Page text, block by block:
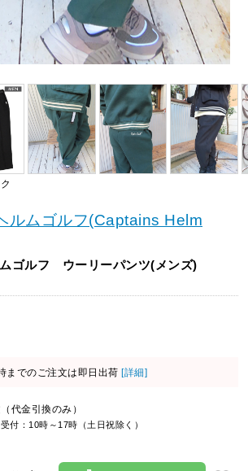
ルムゴルフ(Captains Helm
ムゴルフ ウーリーパンツ(メンズ)
までのご注文は即日出荷 [詳細]
代金引換のみ）
受付：10時～17時（土日祝除く）